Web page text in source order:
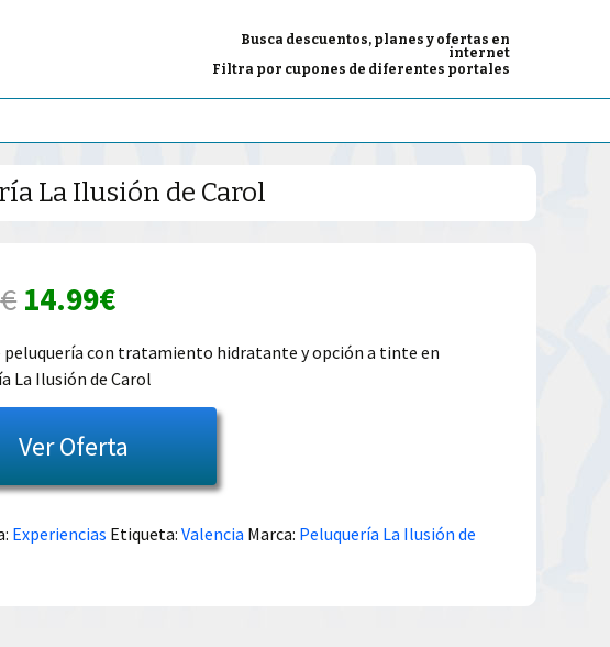
Busca descuentos, planes y ofertas en
internet
Filtra por cupones de diferentes portales
La Ilusión de Carol
€ El
precio
original
era:
22.00€.
14.99€El
precio
actual
es:
14.99€.
peluquería con tratamiento hidratante y opción a tinte en
La Ilusión de Carol
Ver Oferta
Experiencias Etiqueta:Valencia Marca: Peluquería La Ilusión de